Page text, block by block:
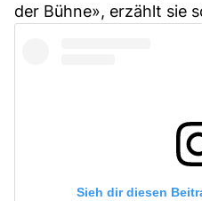
der Bühne», erzählt sie
Sieh dir diesen